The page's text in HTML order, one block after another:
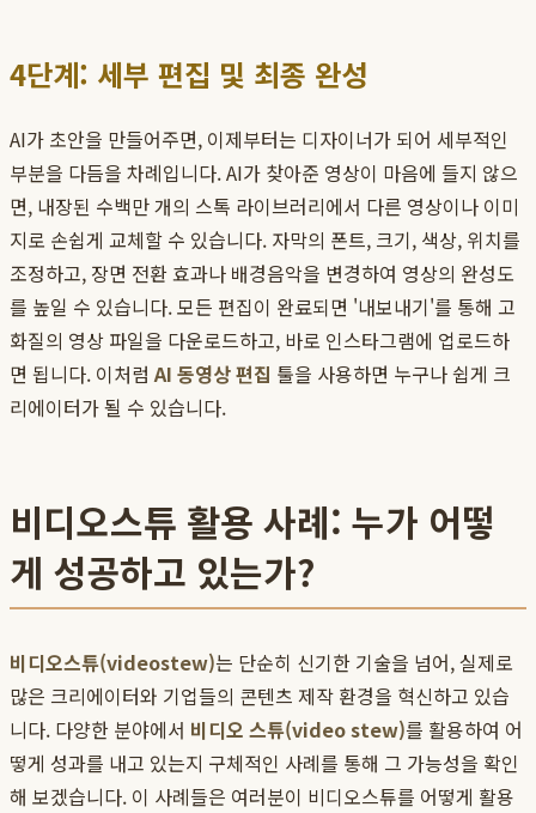
4단계: 세부 편집 및 최종 완성
AI가 초안을 만들어주면, 이제부터는 디자이너가 되어 세부적인
부분을 다듬을 차례입니다. AI가 찾아준 영상이 마음에 들지 않으
면, 내장된 수백만 개의 스톡 라이브러리에서 다른 영상이나 이미
지로 손쉽게 교체할 수 있습니다. 자막의 폰트, 크기, 색상, 위치를
조정하고, 장면 전환 효과나 배경음악을 변경하여 영상의 완성도
를 높일 수 있습니다. 모든 편집이 완료되면 '내보내기'를 통해 고
화질의 영상 파일을 다운로드하고, 바로 인스타그램에 업로드하
면 됩니다. 이처럼AI 동영상 편집 툴을 사용하면 누구나 쉽게 크
리에이터가 될 수 있습니다.
비디오스튜 활용 사례: 누가 어떻
게 성공하고 있는가?
비디오스튜(videostew)는 단순히 신기한 기술을 넘어, 실제로
많은 크리에이터와 기업들의 콘텐츠 제작 환경을 혁신하고 있습
니다. 다양한 분야에서 비디오 스튜(video stew)를 활용하여 어
떻게 성과를 내고 있는지 구체적인 사례를 통해 그 가능성을 확인
해 보겠습니다. 이 사례들은 여러분이 비디오스튜를 어떻게 활용